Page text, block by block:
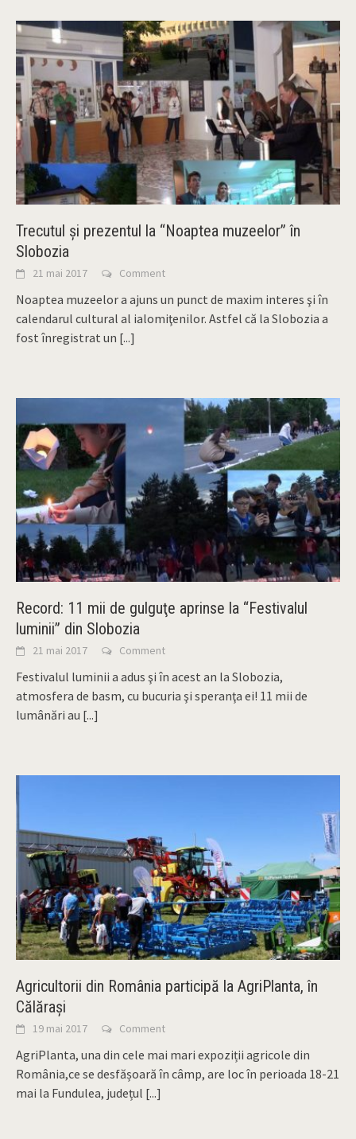
Trecutul şi prezentul la “Noaptea muzeelor” în
Slobozia
21 mai 2017 Comment
Noaptea muzeelor a ajuns un punct de maxim interes şi în
calendarul cultural al ialomiţenilor. Astfel că la Slobozia a
fost înregistrat un [...]
Record: 11 mii de gulguţe aprinse la “Festivalul
luminii” din Slobozia
21 mai 2017 Comment
Festivalul luminii a adus şi în acest an la Slobozia,
atmosfera de basm, cu bucuria şi speranţa ei! 11 mii de
lumânări au [...]
Agricultorii din România participă la AgriPlanta, în
Călărași
19 mai 2017 Comment
AgriPlanta, una din cele mai mari expoziții agricole din
România,ce se desfășoară în câmp, are loc în perioada 18-21
mai la Fundulea, județul [...]